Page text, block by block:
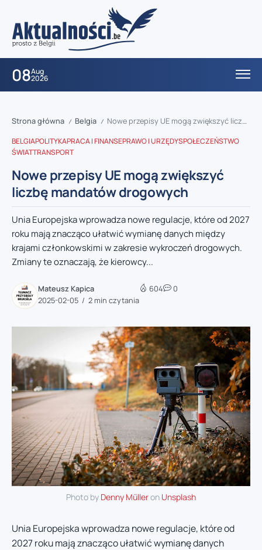
08Aug
2026
Strona główna / Belgia / Nowe przepisy UE mogą zwiększyć liczbę mandatów drogowych
BELGIAPOLITYKAPRACA I FINANSEPRAWO I URZĘDYSPOŁECZEŃSTWO
ŚWIATTRANSPORT
Nowe przepisy UE mogą zwiększyć
liczbę mandatów drogowych
Unia Europejska wprowadza nowe regulacje, które od 2027
roku mają znacząco ułatwić wymianę danych między
krajami członkowskimi w zakresie wykroczeń drogowych.
Zmiany te oznaczają, że kierowcy...
Mateusz Kapica
2025-02-05
2 min czytania
604 0
Photo by Denny Mülleron Unsplash
Unia Europejska wprowadza nowe regulacje, które od
2027 roku mają znacząco ułatwić wymianę danych